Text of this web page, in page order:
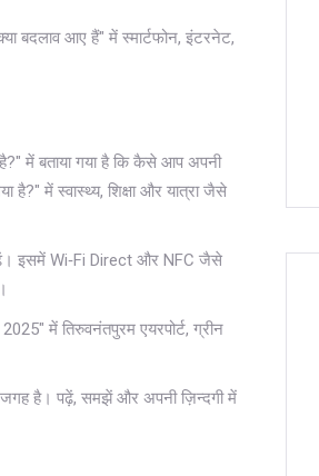
बदलाव आए हैं" में स्मार्टफोन, इंटरनेट,
में बताया गया है कि कैसे आप अपनी
में स्वास्थ्य, शिक्षा और यात्रा जैसे
इसमें Wi‑Fi Direct और NFC जैसे
में तिरुवनंतपुरम एयरपोर्ट, ग्रीन
जगह है। पढ़ें, समझें और अपनी ज़िन्दगी में